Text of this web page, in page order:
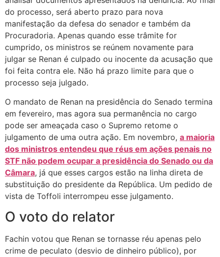
do processo, será aberto prazo para nova
manifestação da defesa do senador e também da
Procuradoria. Apenas quando esse trâmite for
cumprido, os ministros se reúnem novamente para
julgar se Renan é culpado ou inocente da acusação que
foi feita contra ele. Não há prazo limite para que o
processo seja julgado.
O mandato de Renan na presidência do Senado termina
em fevereiro, mas agora sua permanência no cargo
pode ser ameaçada caso o Supremo retome o
julgamento de uma outra ação. Em novembro, a maioria
dos ministros entendeu que réus em ações penais no
STF não podem ocupar a presidência do Senado ou da
Câmara, já que esses cargos estão na linha direta de
substituição do presidente da República. Um pedido de
vista de Toffoli interrompeu esse julgamento.
O voto do relator
Fachin votou que Renan se tornasse réu apenas pelo
crime de peculato (desvio de dinheiro público), por